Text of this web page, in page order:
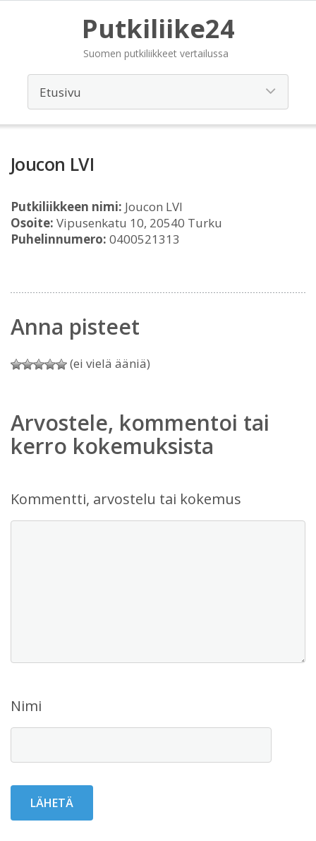
Putkiliike24
Suomen putkiliikkeet vertailussa
Joucon LVI
Putkiliikkeen nimi: Joucon LVI
Osoite: Vipusenkatu 10, 20540 Turku
Puhelinnumero: 0400521313
Anna pisteet
(ei vielä ääniä)
Arvostele, kommentoi tai
kerro kokemuksista
Kommentti, arvostelu tai kokemus
Nimi